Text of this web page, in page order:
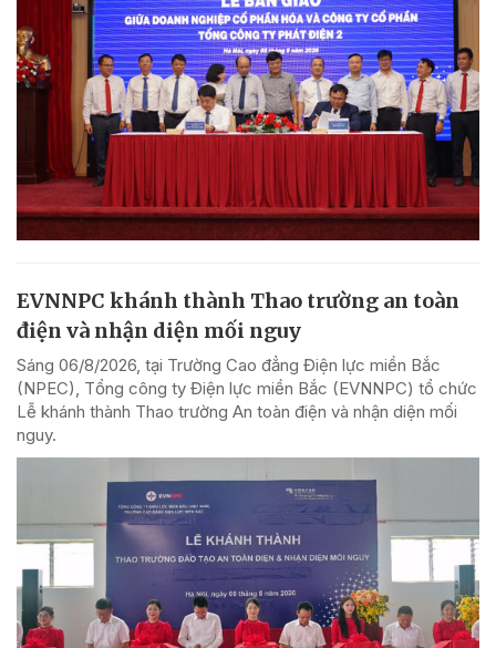
EVNNPC khánh thành Thao trường an toàn
điện và nhận diện mối nguy
Sáng 06/8/2026, tại Trường Cao đẳng Điện lực miền Bắc
(NPEC), Tổng công ty Điện lực miền Bắc (EVNNPC) tổ chức
Lễ khánh thành Thao trường An toàn điện và nhận diện mối
nguy.